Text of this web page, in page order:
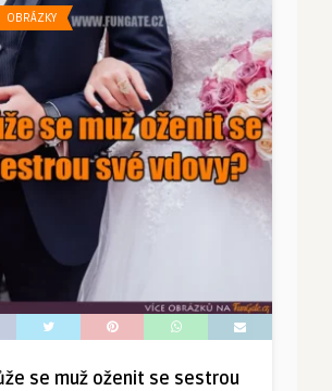
OBRÁZKY
se muž oženit se sestrou